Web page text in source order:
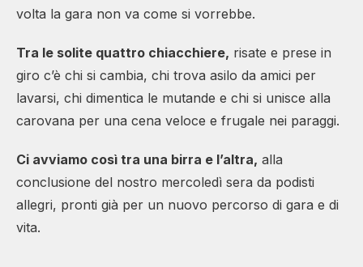
volta la gara non va come si vorrebbe.
Tra le solite quattro chiacchiere, risate e prese in
giro c’è chi si cambia, chi trova asilo da amici per
lavarsi, chi dimentica le mutande e chi si unisce alla
carovana per una cena veloce e frugale nei paraggi.
Ci avviamo così tra una birra e l’altra, alla
conclusione del nostro mercoledì sera da podisti
allegri, pronti già per un nuovo percorso di gara e di
vita.